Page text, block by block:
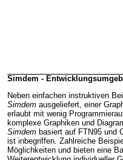
Simdem -
Neben einfachen instruktiven
Simdem ausgeliefert, einer
erlaubt mit wenig
komplexe Graphiken und
Simdem basiert auf FTN95 und
ist inbegriffen. Zahlreiche
Möglichkeiten und bieten eine